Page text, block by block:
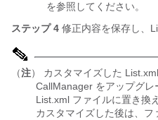
を参照してください。
ステップ 4 修正内容を保存し、
（注） カスタマイズした
CallManager をアップグ
List.xml ファイルに置き換
カスタマイズした後は、